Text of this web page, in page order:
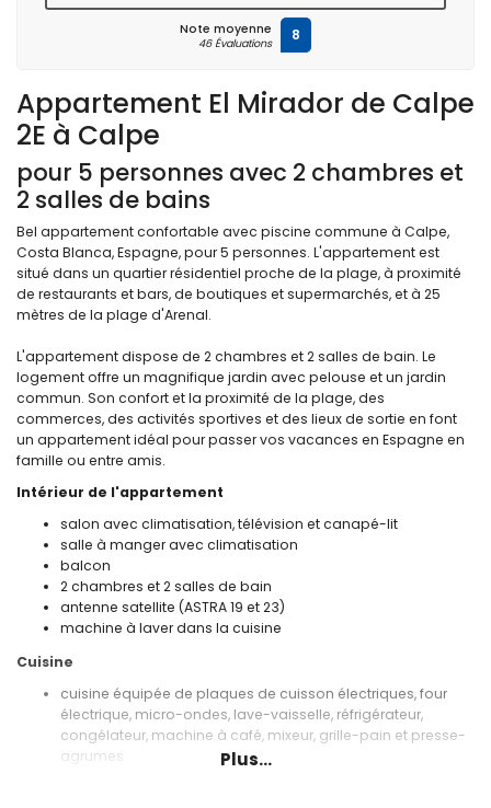
Appartement El Mirador de Calpe
2E à Calpe
pour 5 personnes avec 2 chambres et
2 salles de bains
Bel appartement confortable avec piscine commune à Calpe,
Costa Blanca, Espagne, pour 5 personnes. L'appartement est
situé dans un quartier résidentiel proche de la plage, à proximité
de restaurants et bars, de boutiques et supermarchés, et à 25
mètres de la plage d'Arenal.
L'appartement dispose de 2 chambres et 2 salles de bain. Le
logement offre un magnifique jardin avec pelouse et un jardin
commun. Son confort et la proximité de la plage, des
commerces, des activités sportives et des lieux de sortie en font
un appartement idéal pour passer vos vacances en Espagne en
famille ou entre amis.
Intérieur de l'appartement
salon avec climatisation, télévision et canapé-lit
salle à manger avec climatisation
balcon
2 chambres et 2 salles de bain
antenne satellite (ASTRA 19 et 23)
machine à laver dans la cuisine
Cuisine
cuisine équipée de plaques de cuisson électriques, four
électrique, micro-ondes, lave-vaisselle, réfrigérateur,
congélateur, machine à café, mixeur, grille-pain et presse-
agrumes
Plus...
Note moyenne
46 Évaluations 8